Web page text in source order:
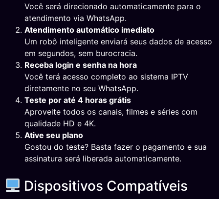
Você será direcionado automaticamente para o
atendimento via WhatsApp.
Atendimento automático imediato
Um robô inteligente enviará seus dados de acesso
em segundos, sem burocracia.
Receba login e senha na hora
Você terá acesso completo ao sistema IPTV
diretamente no seu WhatsApp.
Teste por até 4 horas grátis
Aproveite todos os canais, filmes e séries com
qualidade HD e 4K.
Ative seu plano
Gostou do teste? Basta fazer o pagamento e sua
assinatura será liberada automaticamente.
Dispositivos Compatíveis